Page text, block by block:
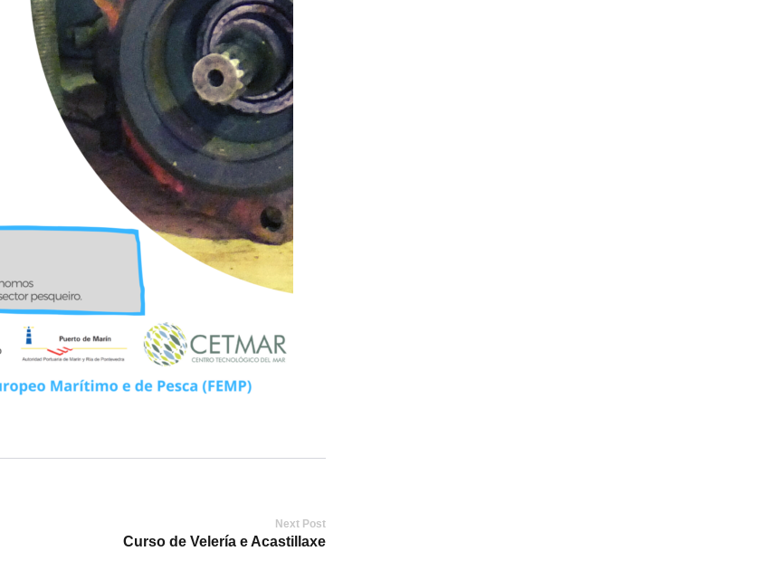
Next Post
Curso de Velería e Acastillaxe